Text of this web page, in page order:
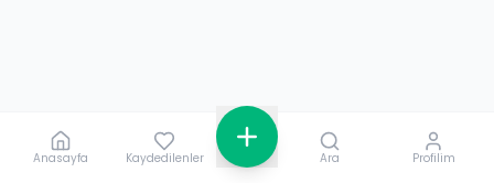
Anasayfa Kaydedilenler Ara Profilim